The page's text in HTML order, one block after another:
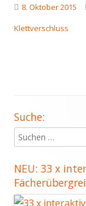
Veröffentlicht
am
8. Oktober 2015
Klettverschluss
Haupt-
Suche:
Suchen
nach:
NEU: 33 x